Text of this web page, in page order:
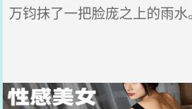
万钧抹了一把脸庞之上的雨水。